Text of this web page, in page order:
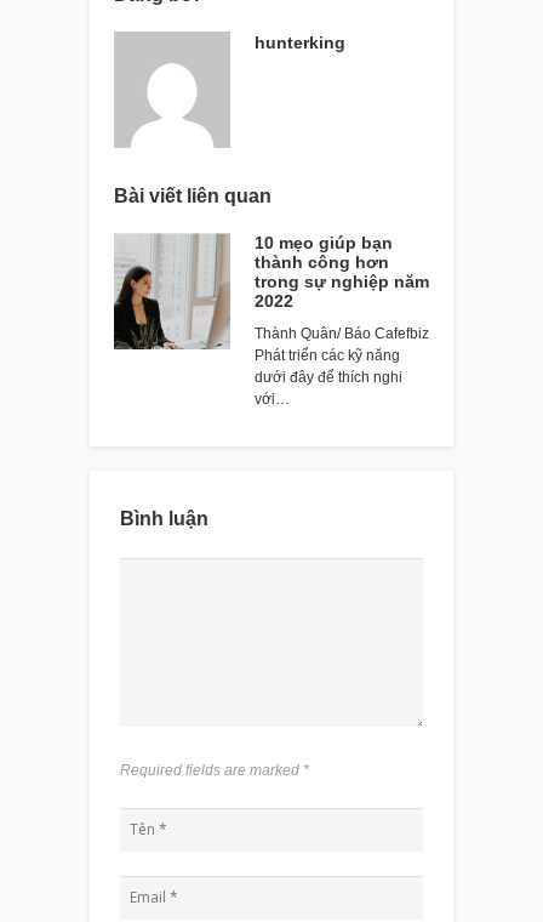
hunterking
Bài viết liên quan
10 mẹo giúp bạn
thành công hơn
trong sự nghiệp năm
2022
Thành Quân/ Báo Cafefbiz
Phát triển các kỹ năng
dưới đây để thích nghi
với…
Bình luận
Required fields are marked *